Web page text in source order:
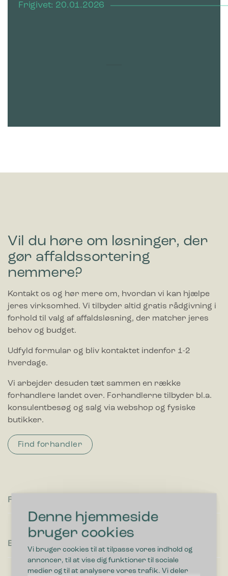
Denne hjemmeside
bruger cookies
Vi bruger cookies til at tilpasse vores indhold og
annoncer, til at vise dig funktioner til sociale
medier og til at analysere vores trafik. Vi deler
Frigivet: 20.01.2026
Vil du høre om løsninger, der
gør affaldssortering
nemmere?
Kontakt os og hør mere om, hvordan vi kan hjælpe
jeres virksomhed. Vi tilbyder altid gratis rådgivning i
forhold til valg af affaldsløsning, der matcher jeres
behov og budget.
Udfyld formular og bliv kontaktet indenfor 1-2
hverdage.
Vi arbejder desuden tæt sammen en række
forhandlere landet over. Forhandlerne tilbyder bl.a.
konsulentbesøg og salg via webshop og fysiske
butikker.
Find forhandler
Fornavn
Efternavn